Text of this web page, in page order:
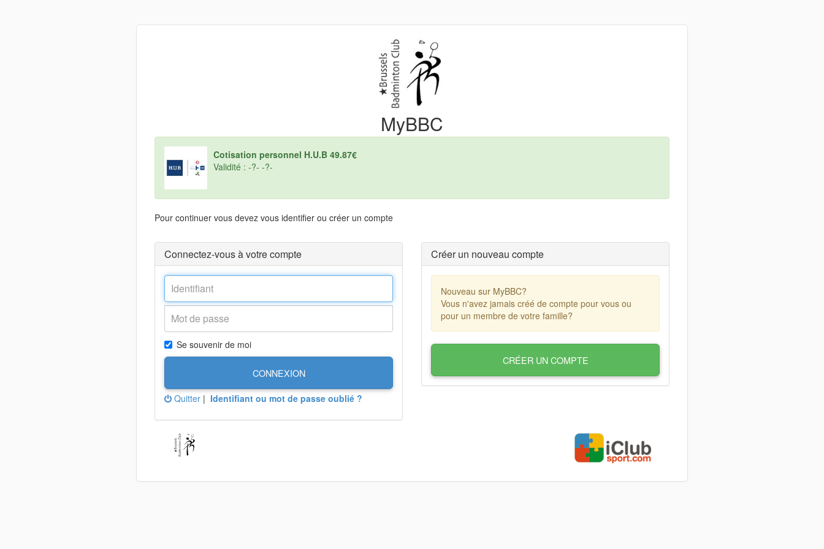
MyBBC
Cotisation personnel H.U.B 49.87€
Validité : -?- -?-
Pour continuer vous devez vous identifier ou créer un compte
Connectez-vous à votre compte
Se souvenir de moi
CONNEXION
Quitter | Identifiant ou mot de passe oublié ?
Créer un nouveau compte
Nouveau sur MyBBC?
Vous n'avez jamais créé de compte pour vous ou
pour un membre de votre famille?
CRÉER UN COMPTE